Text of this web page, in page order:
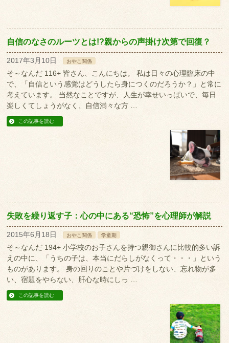
自信のなさのルーツとは!?親からの声掛け次第で回復？
2017年3月10日 おやこ関係
そ～なんだ 116+ 皆さん、こんにちは。 私は日々の心理臨床の中
で、「自信という感覚はどうしたら身につくのだろうか？」と常に
考えています。 当然なことですが、人生が幸せいっぱいで、毎日
楽しくてしょうがなく、自信満々な方 …
この記事を読む
失敗を繰り返す子：心の中にある“恐怖”を心理師が解説
2015年6月18日 おやこ関係 学童期
そ～なんだ 194+ 小学校のお子さんを持つ親御さんに比較的多い訴
えの中に、「うちの子は、本当にだらしがなくって・・・」という
ものがあります。 身の回りのことや片づけをしない、忘れ物が多
い、宿題をやらない、肝心な時にしっ …
この記事を読む